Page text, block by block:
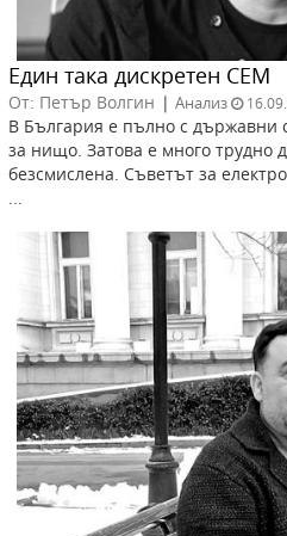
Един така дискретен СЕМ
От: Петър Волгин | Анализ
В България е пълно с държавни
за нищо. Затова е много трудно
безсмислена. Съветът за
...